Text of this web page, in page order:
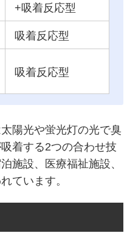
+吸着反応型
吸着反応型
吸着反応型
陽光や蛍光灯の光で臭
着する2つの合わせ技
施設、医療福祉施設、
ています。